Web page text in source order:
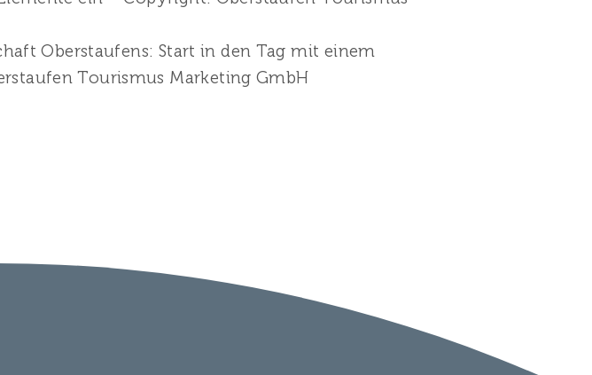
Oberstaufens: Start in den Tag mit einem
Tourismus Marketing GmbH